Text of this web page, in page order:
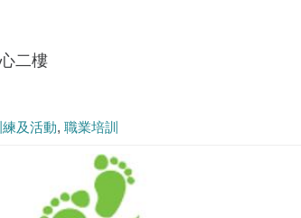
二樓
及活動 職業培訓